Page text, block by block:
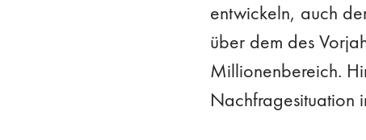
entwickeln, auch
über dem des
Millionenbereich.
Nachfragesituation